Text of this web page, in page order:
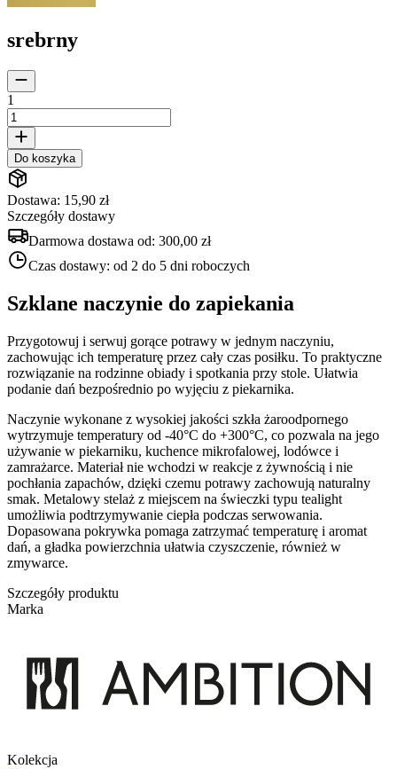
srebrny
1
Do koszyka
Dostawa: 15,90 zł
Szczegóły dostawy
Darmowa dostawa od: 300,00 zł
Czas dostawy: od 2 do 5 dni roboczych
Szklane naczynie do zapiekania
Przygotowuj i serwuj gorące potrawy w jednym naczyniu,
zachowując ich temperaturę przez cały czas posiłku. To praktyczne
rozwiązanie na rodzinne obiady i spotkania przy stole. Ułatwia
podanie dań bezpośrednio po wyjęciu z piekarnika.
Naczynie wykonane z wysokiej jakości szkła żaroodpornego
wytrzymuje temperatury od -40°C do +300°C, co pozwala na jego
używanie w piekarniku, kuchence mikrofalowej, lodówce i
zamrażarce. Materiał nie wchodzi w reakcje z żywnością i nie
pochłania zapachów, dzięki czemu potrawy zachowują naturalny
smak. Metalowy stelaż z miejscem na świeczki typu tealight
umożliwia podtrzymywanie ciepła podczas serwowania.
Dopasowana pokrywka pomaga zatrzymać temperaturę i aromat
dań, a gładka powierzchnia ułatwia czyszczenie, również w
zmywarce.
Szczegóły produktu
Marka
Kolekcja